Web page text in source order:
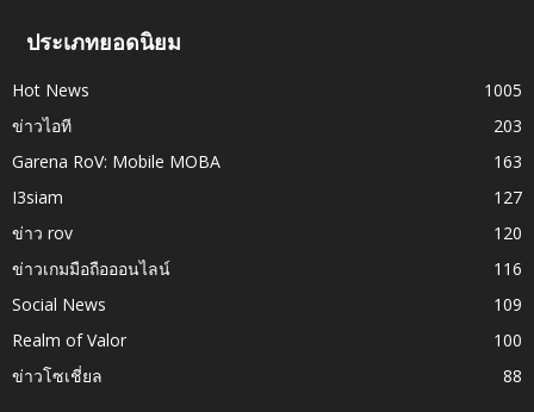
ประเภทยอดนิยม
Hot News
1005
ข่าวไอที
203
Garena RoV: Mobile MOBA
163
I3siam
127
ข่าว rov
120
ข่าวเกมมือถือออนไลน์
116
Social News
109
Realm of Valor
100
ข่าวโซเชี่ยล
88